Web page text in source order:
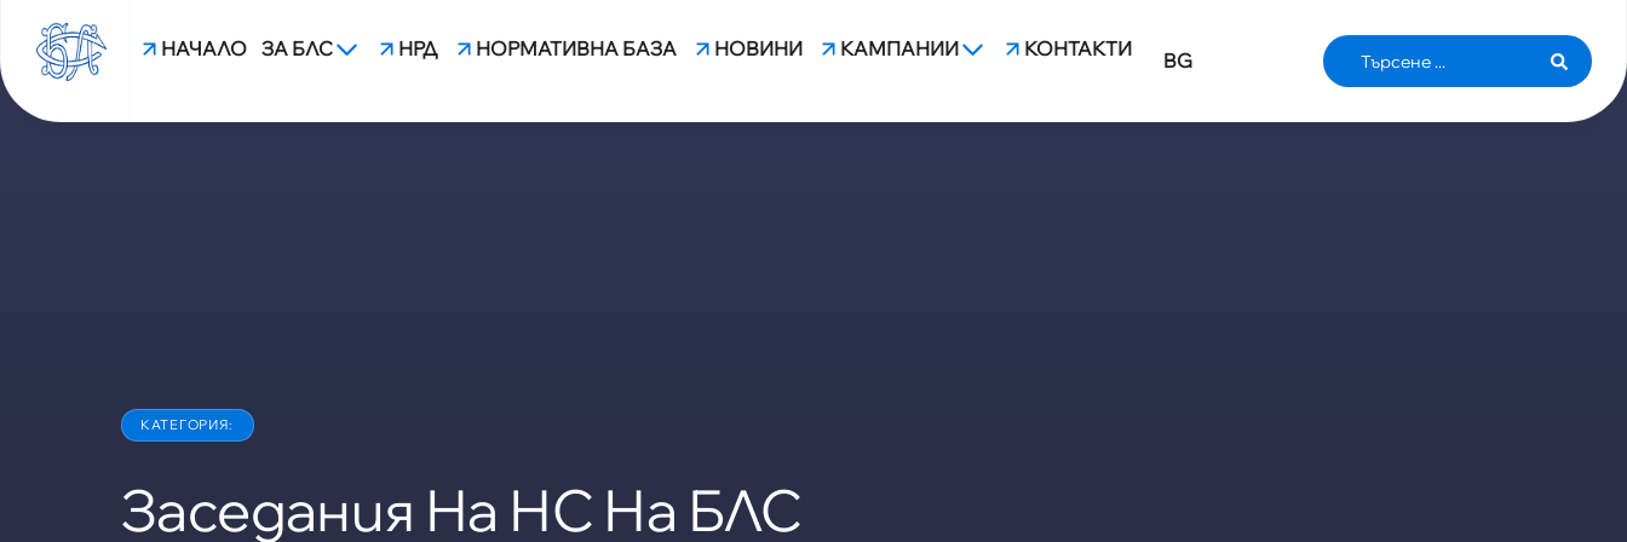
НАЧАЛО ЗА БЛС НРД НОРМАТИВНА БАЗА НОВИНИ КАМПАНИИ КОНТАКТИ BG
Заседания На НС На БЛС
КАТЕГОРИЯ: